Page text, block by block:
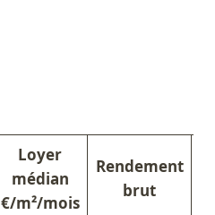
Loyer
médian
€/m²/mois
Rendement
brut